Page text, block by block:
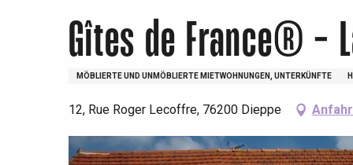
Um zu profitieren
Unumgänglich
Gut aus der Heimat !
Gîtes de France® -
MÖBLIERTE UND UNMÖBLIERTE MIETWOHNUNGEN, UNTERKÜNFTE
12, Rue Roger Lecoffre, 76200 Dieppe